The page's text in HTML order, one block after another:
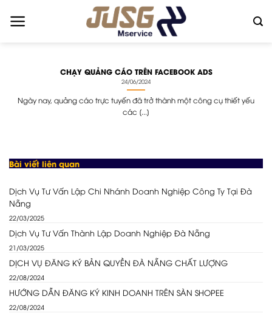
CHẠY QUẢNG CÁO TRÊN FACEBOOK ADS
24/06/2024
Ngày nay, quảng cáo trực tuyến đã trở thành một công cụ thiết yếu
các [...]
Bài viết liên quan
Dịch Vụ Tư Vấn Lập Chi Nhánh Doanh Nghiệp Công Ty Tại Đà
Nẵng
22/03/2025
Dịch Vụ Tư Vấn Thành Lập Doanh Nghiệp Đà Nẵng
21/03/2025
DỊCH VỤ ĐĂNG KÝ BẢN QUYỀN ĐÀ NẴNG CHẤT LƯỢNG
22/08/2024
HƯỚNG DẪN ĐĂNG KÝ KINH DOANH TRÊN SÀN SHOPEE
22/08/2024